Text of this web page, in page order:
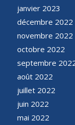
janvier 2023
décembre 2022
novembre 2022
octobre 2022
septembre
août 2022
juillet 2022
juin 2022
mai 2022